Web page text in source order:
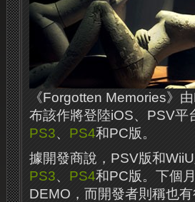
《Forgotten Memories》
布該作將登陸iOS、PSV平
PS3、 PS4和PC版。
據開發商說，PSV版和
PS3、 PS4和PC版。下個
DEMO，而開發者則稱也